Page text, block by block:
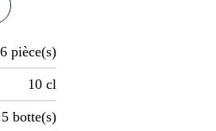
6 pièce(s)
10 cl
botte(s)